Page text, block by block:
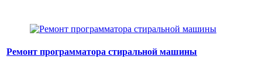
Ремонт программатора стиральной машины